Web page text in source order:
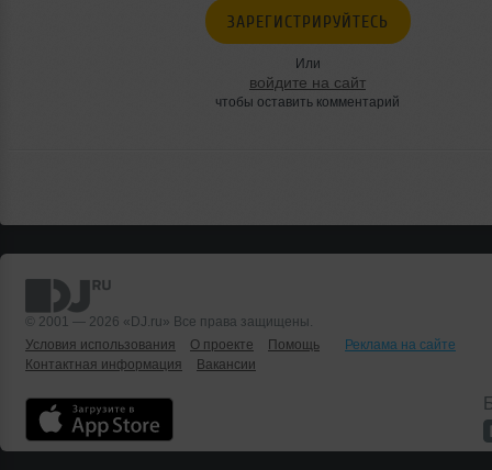
ЗАРЕГИСТРИРУЙТЕСЬ
Или
войдите на сайт
чтобы оставить комментарий
© 2001 — 2026 «DJ.ru» Все права защищены.
Условия использования
О проекте Помощь
Реклама на сайте
Контактная информация
Вакансии